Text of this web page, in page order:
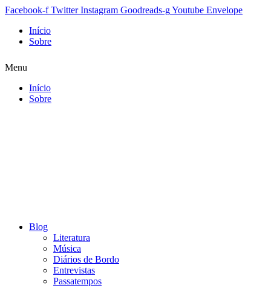
Facebook-f Twitter Instagram Goodreads-gYoutube Envelope
Início
Sobre
Menu
Início
Sobre
Blog
Literatura
Música
Diários de Bordo
Entrevistas
Passatempos